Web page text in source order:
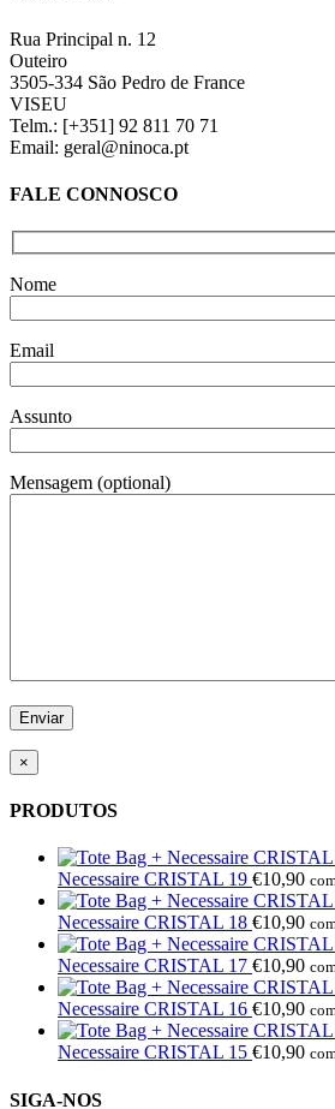
Rua Principal n. 12
Outeiro
3505-334 São Pedro de France
VISEU
Telm.: [+351] 92 811 70 71
Email: geral@ninoca.pt
FALE CONNOSCO
Nome
Email
Assunto
Mensagem (optional)
×
PRODUTOS
Necessaire CRISTAL 19 €10,90
Necessaire CRISTAL 18 €10,90
Necessaire CRISTAL 17 €10,90
Necessaire CRISTAL 16 €10,90
Necessaire CRISTAL 15 €10,90
SIGA-NOS